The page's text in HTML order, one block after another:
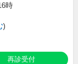
時
)
再診受付